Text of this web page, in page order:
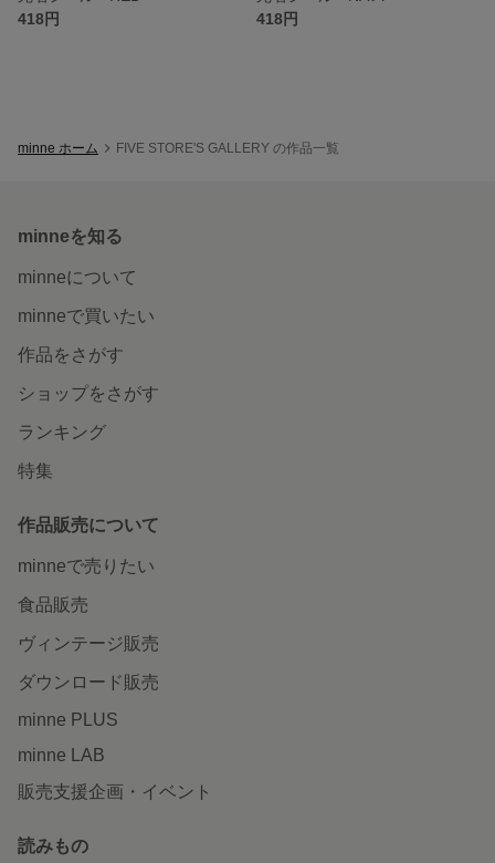
418円
418円
minne ホーム FIVE STORE'S GALLERY の作品一覧
minneを知る
minneについて
minneで買いたい
作品をさがす
ショップをさがす
ランキング
特集
作品販売について
minneで売りたい
食品販売
ヴィンテージ販売
ダウンロード販売
minne PLUS
minne LAB
販売支援企画・イベント
読みもの